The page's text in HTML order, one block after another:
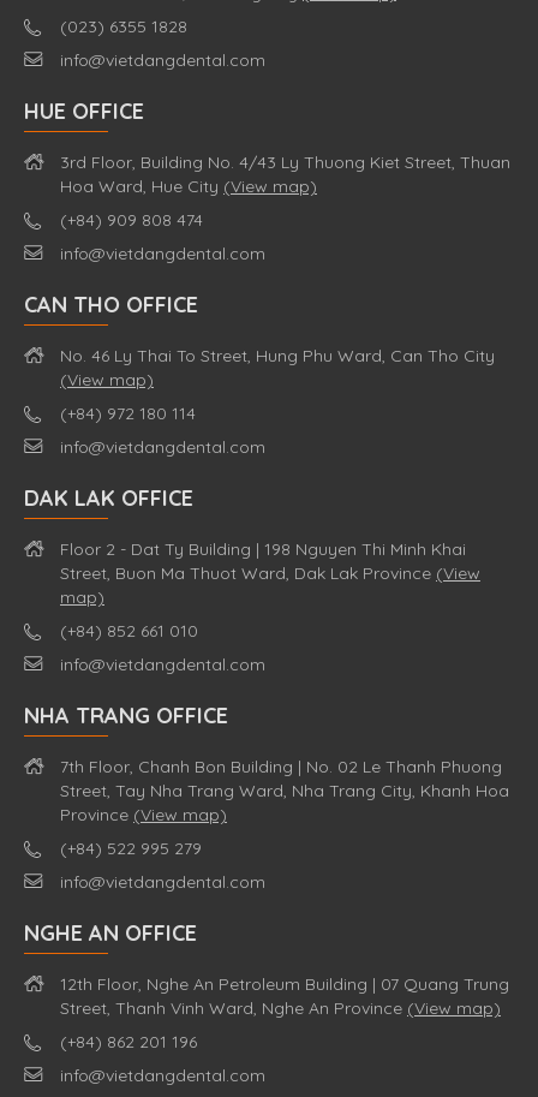
(023) 6355 1828
info@vietdangdental.com
HUE OFFICE
3rd Floor, Building No. 4/43 Ly Thuong Kiet Street, Thuan
Hoa Ward, Hue City (View map)
(+84) 909 808 474
info@vietdangdental.com
CAN THO OFFICE
No. 46 Ly Thai To Street, Hung Phu Ward, Can Tho City
(View map)
(+84) 972 180 114
info@vietdangdental.com
DAK LAK OFFICE
Floor 2 - Dat Ty Building | 198 Nguyen Thi Minh Khai
Street, Buon Ma Thuot Ward, Dak Lak Province (View
map)
(+84) 852 661 010
info@vietdangdental.com
NHA TRANG OFFICE
7th Floor, Chanh Bon Building | No. 02 Le Thanh Phuong
Street, Tay Nha Trang Ward, Nha Trang City, Khanh Hoa
Province (View map)
(+84) 522 995 279
info@vietdangdental.com
NGHE AN OFFICE
12th Floor, Nghe An Petroleum Building | 07 Quang Trung
Street, Thanh Vinh Ward, Nghe An Province (View map)
(+84) 862 201 196
info@vietdangdental.com